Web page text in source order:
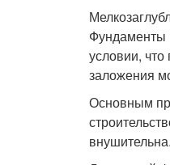
Фундаменты
условии,
заложения
Основным
внушительна.